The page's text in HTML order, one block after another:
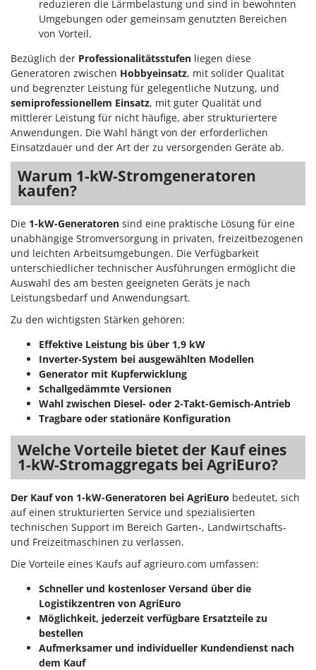
reduzieren die Lärmbelastung und sind in bewohnten
Umgebungen oder gemeinsam genutzten Bereichen
von Vorteil.
Bezüglich der Professionalitätsstufen liegen diese
Generatoren zwischen Hobbyeinsatz, mit solider Qualität
und begrenzter Leistung für gelegentliche Nutzung, und
semiprofessionellem Einsatz, mit guter Qualität und
mittlerer Leistung für nicht häufige, aber strukturiertere
Anwendungen. Die Wahl hängt von der erforderlichen
Einsatzdauer und der Art der zu versorgenden Geräte ab.
Warum 1-kW-Stromgeneratoren
kaufen?
Die 1-kW-Generatoren sind eine praktische Lösung für eine
unabhängige Stromversorgung in privaten, freizeitbezogenen
und leichten Arbeitsumgebungen. Die Verfügbarkeit
unterschiedlicher technischer Ausführungen ermöglicht die
Auswahl des am besten geeigneten Geräts je nach
Leistungsbedarf und Anwendungsart.
Zu den wichtigsten Stärken gehören:
Effektive Leistung bis über 1,9 kW
Inverter-System bei ausgewählten Modellen
Generator mit Kupferwicklung
Schallgedämmte Versionen
Wahl zwischen Diesel- oder 2-Takt-Gemisch-Antrieb
Tragbare oder stationäre Konfiguration
Welche Vorteile bietet der Kauf eines
1-kW-Stromaggregats bei AgriEuro?
Der Kauf von 1-kW-Generatoren bei AgriEuro bedeutet, sich
auf einen strukturierten Service und spezialisierten
technischen Support im Bereich Garten-, Landwirtschafts-
und Freizeitmaschinen zu verlassen.
Die Vorteile eines Kaufs auf agrieuro.com umfassen:
Schneller und kostenloser Versand über die
Logistikzentren von AgriEuro
Möglichkeit, jederzeit verfügbare Ersatzteile zu
bestellen
Aufmerksamer und individueller Kundendienst nach
dem Kauf